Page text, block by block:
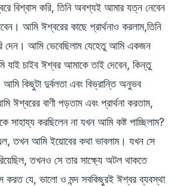
বিশ্বাস করি, তিনি অবশ্যই আমার যত্ন নেবেন
আমি ঈশ্বরের কাছে প্রার্থনাও করলাম,তিনি
দেন। আমি ভেবেছিলাম যেহেতু আমি একজন
যাই চাইব ঈশ্বর আমাকে তাই দেবেন, কিন্তু
কিছুটা দুর্বলতা এবং বিভ্রান্তি অনুভব
ঈশ্বরের বাণী পড়তাম এবং প্রার্থনা করতাম,
সাহায্য করছিলেন না যখন আমি কষ্ট পাচ্ছিলাম?
তখন আমি ইয়োবের কথা ভাবলাম। যখন সে
তখনও সে তার সাক্ষ্যে অটল থাকতে
করত যে, ভালো ও মন্দ সবকিছুরই ঈশ্বর ব্যবস্থা